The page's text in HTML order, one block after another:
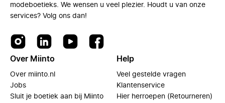
modeboetieks. We wensen u veel plezier. Houdt u van onze
services? Volg ons dan!
Over Miinto
Over miinto.nl
Jobs
Sluit je boetiek aan bij Miinto
Help
Veel gestelde vragen
Klantenservice
Hier herroepen (Retourneren)